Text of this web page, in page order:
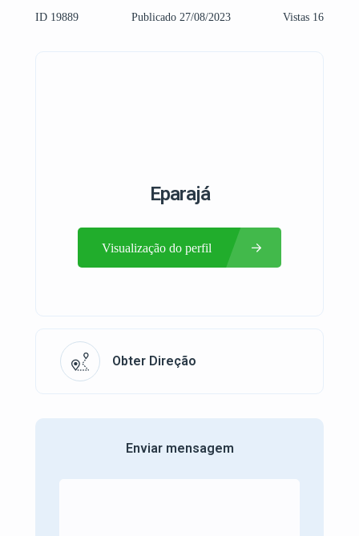
ID 19889 Publicado 27/08/2023 Vistas 16
Eparajá
Visualização do perfil
Obter Direção
Enviar mensagem